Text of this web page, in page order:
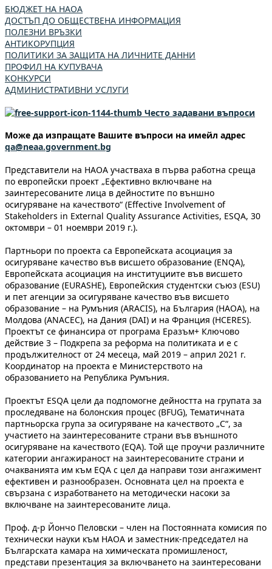
БЮДЖЕТ НА НАОА
ДОСТЪП ДО ОБЩЕСТВЕНА ИНФОРМАЦИЯ
ПОЛЕЗНИ ВРЪЗКИ
АНТИКОРУПЦИЯ
ПОЛИТИКИ ЗА ЗАЩИТА НА ЛИЧНИТЕ ДАННИ
ПРОФИЛ НА КУПУВАЧА
КОНКУРСИ
АДМИНИСТРАТИВНИ УСЛУГИ
Често задавани въпроси
Може да изпращате Вашите въпроси на имейл адрес
qa@neaa.government.bg
Представители на НАОА участваха в първа работна среща
по европейски проект „Ефективно включване на
заинтересованите лица в дейностите по външно
осигуряване на качеството“ (Effective Involvement of
Stakeholders in External Quality Assurance Activities, ESQA, 30
октомври – 01 ноември 2019 г.).
Партньори по проекта са Европейската асоциация за
осигуряване качество във висшето образование (ENQA),
Европейската асоциация на институциите във висшето
образование (EURASHE), Европейския студентски съюз (ESU)
и пет агенции за осигуряване качество във висшето
образование – на Румъния (ARACIS), на България (НАОА), на
Молдова (ANACEC), на Дания (DAI) и на Франция (HCERES).
Проектът се финансира от програма Еразъм+ Ключово
действие 3 – Подкрепа за реформа на политиката и е с
продължителност от 24 месеца, май 2019 – април 2021 г.
Координатор на проекта е Министерството на
образованието на Република Румъния.
Проектът ESQA цели да подпомогне дейността на групата за
проследяване на болонския процес (BFUG), Тематичната
партньорска група за осигуряване на качеството „C“, за
участието на заинтересованите страни във външното
осигуряване на качеството (EQA). Той ще проучи различните
категории ангажираност на заинтересованите страни и
очакванията им към EQA с цел да направи този ангажимент
ефективен и разнообразен. Основната цел на проекта е
свързана с изработването на методически насоки за
включване на заинтересованите лица.
Проф. д-р Йончо Пеловски – член на Постоянната комисия по
технически науки към НАОА и заместник-председател на
Българската камара на химическата промишленост,
представи презентация за включването на заинтересовани